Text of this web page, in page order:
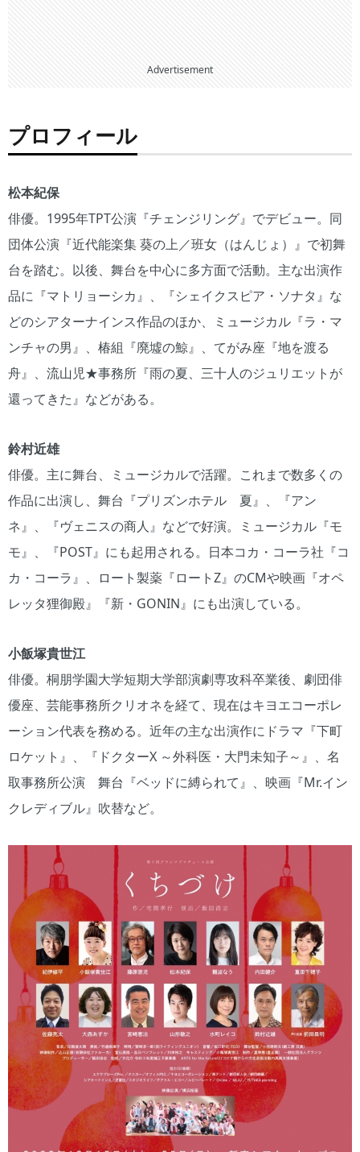
Advertisement
プロフィール
松本紀保
俳優。1995年TPT公演『チェンジリング』でデビュー。同
団体公演『近代能楽集 葵の上／班女（はんじょ）』で初舞
台を踏む。以後、舞台を中心に多方面で活動。主な出演作
品に『マトリョーシカ』、『シェイクスピア・ソナタ』な
どのシアターナインス作品のほか、ミュージカル『ラ・マ
ンチャの男』、椿組『廃墟の鯨』、てがみ座『地を渡る
舟』、流山児★事務所『雨の夏、三十人のジュリエットが
還ってきた』などがある。
鈴村近雄
俳優。主に舞台、ミュージカルで活躍。これまで数多くの
作品に出演し、舞台『プリズンホテル 夏』、『アン
ネ』、『ヴェニスの商人』などで好演。ミュージカル『モ
モ』、『POST』にも起用される。日本コカ・コーラ社『コ
カ・コーラ』、ロート製薬『ロートZ』のCMや映画『オペ
レッタ狸御殿』『新・GONIN』にも出演している。
小飯塚貴世江
俳優。桐朋学園大学短期大学部演劇専攻科卒業後、劇団俳
優座、芸能事務所クリオネを経て、現在はキヨエコーポレ
ーション代表を務める。近年の主な出演作にドラマ『下町
ロケット』、『ドクターX ～外科医・大門未知子～』、名
取事務所公演 舞台『ベッドに縛られて』、映画『Mr.イン
クレディブル』吹替など。